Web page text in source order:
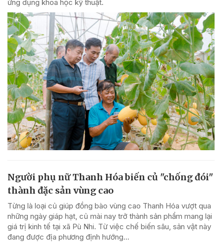
ứng dụng khoa học kỹ thuật.
Người phụ nữ Thanh Hóa biến củ "chống đói"
thành đặc sản vùng cao
Từng là loại củ giúp đồng bào vùng cao Thanh Hóa vượt qua
những ngày giáp hạt, củ mài nay trở thành sản phẩm mang lại
giá trị kinh tế tại xã Pù Nhi. Từ việc chế biến sâu, sản vật này
đang được địa phương định hướng...